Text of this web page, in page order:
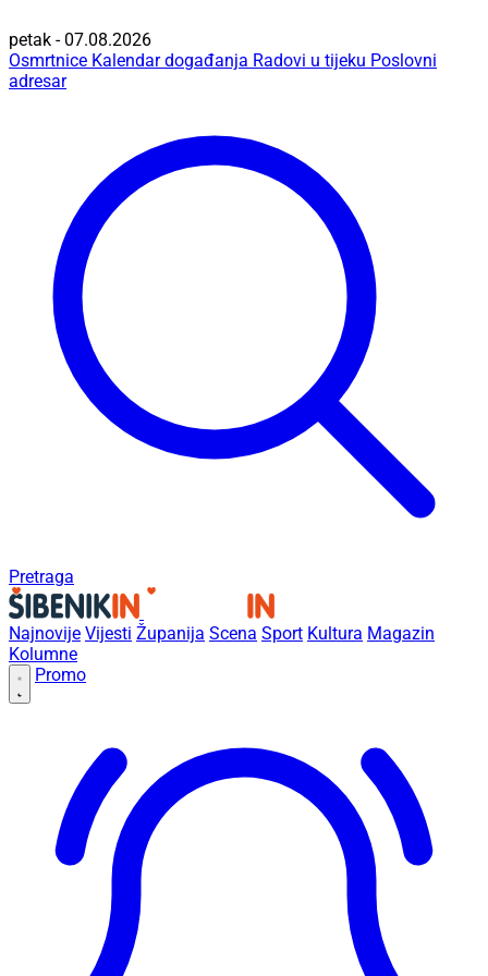
petak - 07.08.2026
Osmrtnice Kalendar događanja Radovi u tijeku Poslovni
adresar
Pretraga
Najnovije Vijesti Županija Scena Sport Kultura Magazin
Kolumne
Promo